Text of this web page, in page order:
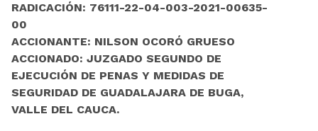
RADICACIÓN: 76111-22-04-003-2021-00635-
00
ACCIONANTE: NILSON OCORÓ GRUESO
ACCIONADO: JUZGADO SEGUNDO DE
EJECUCIÓN DE PENAS Y MEDIDAS DE
SEGURIDAD DE GUADALAJARA DE BUGA,
VALLE DEL CAUCA.